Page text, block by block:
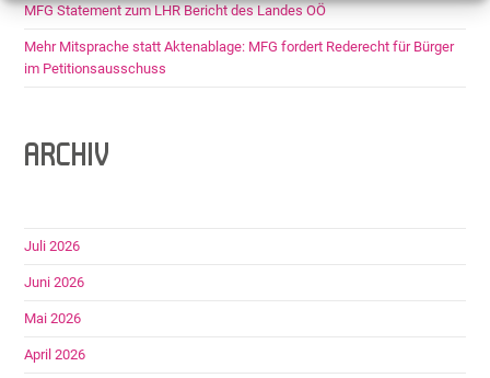
MFG Statement zum LHR Bericht des Landes OÖ
Mehr Mitsprache statt Aktenablage: MFG fordert Rederecht für Bürger
im Petitionsausschuss
ARCHIV
Juli 2026
Juni 2026
Mai 2026
April 2026